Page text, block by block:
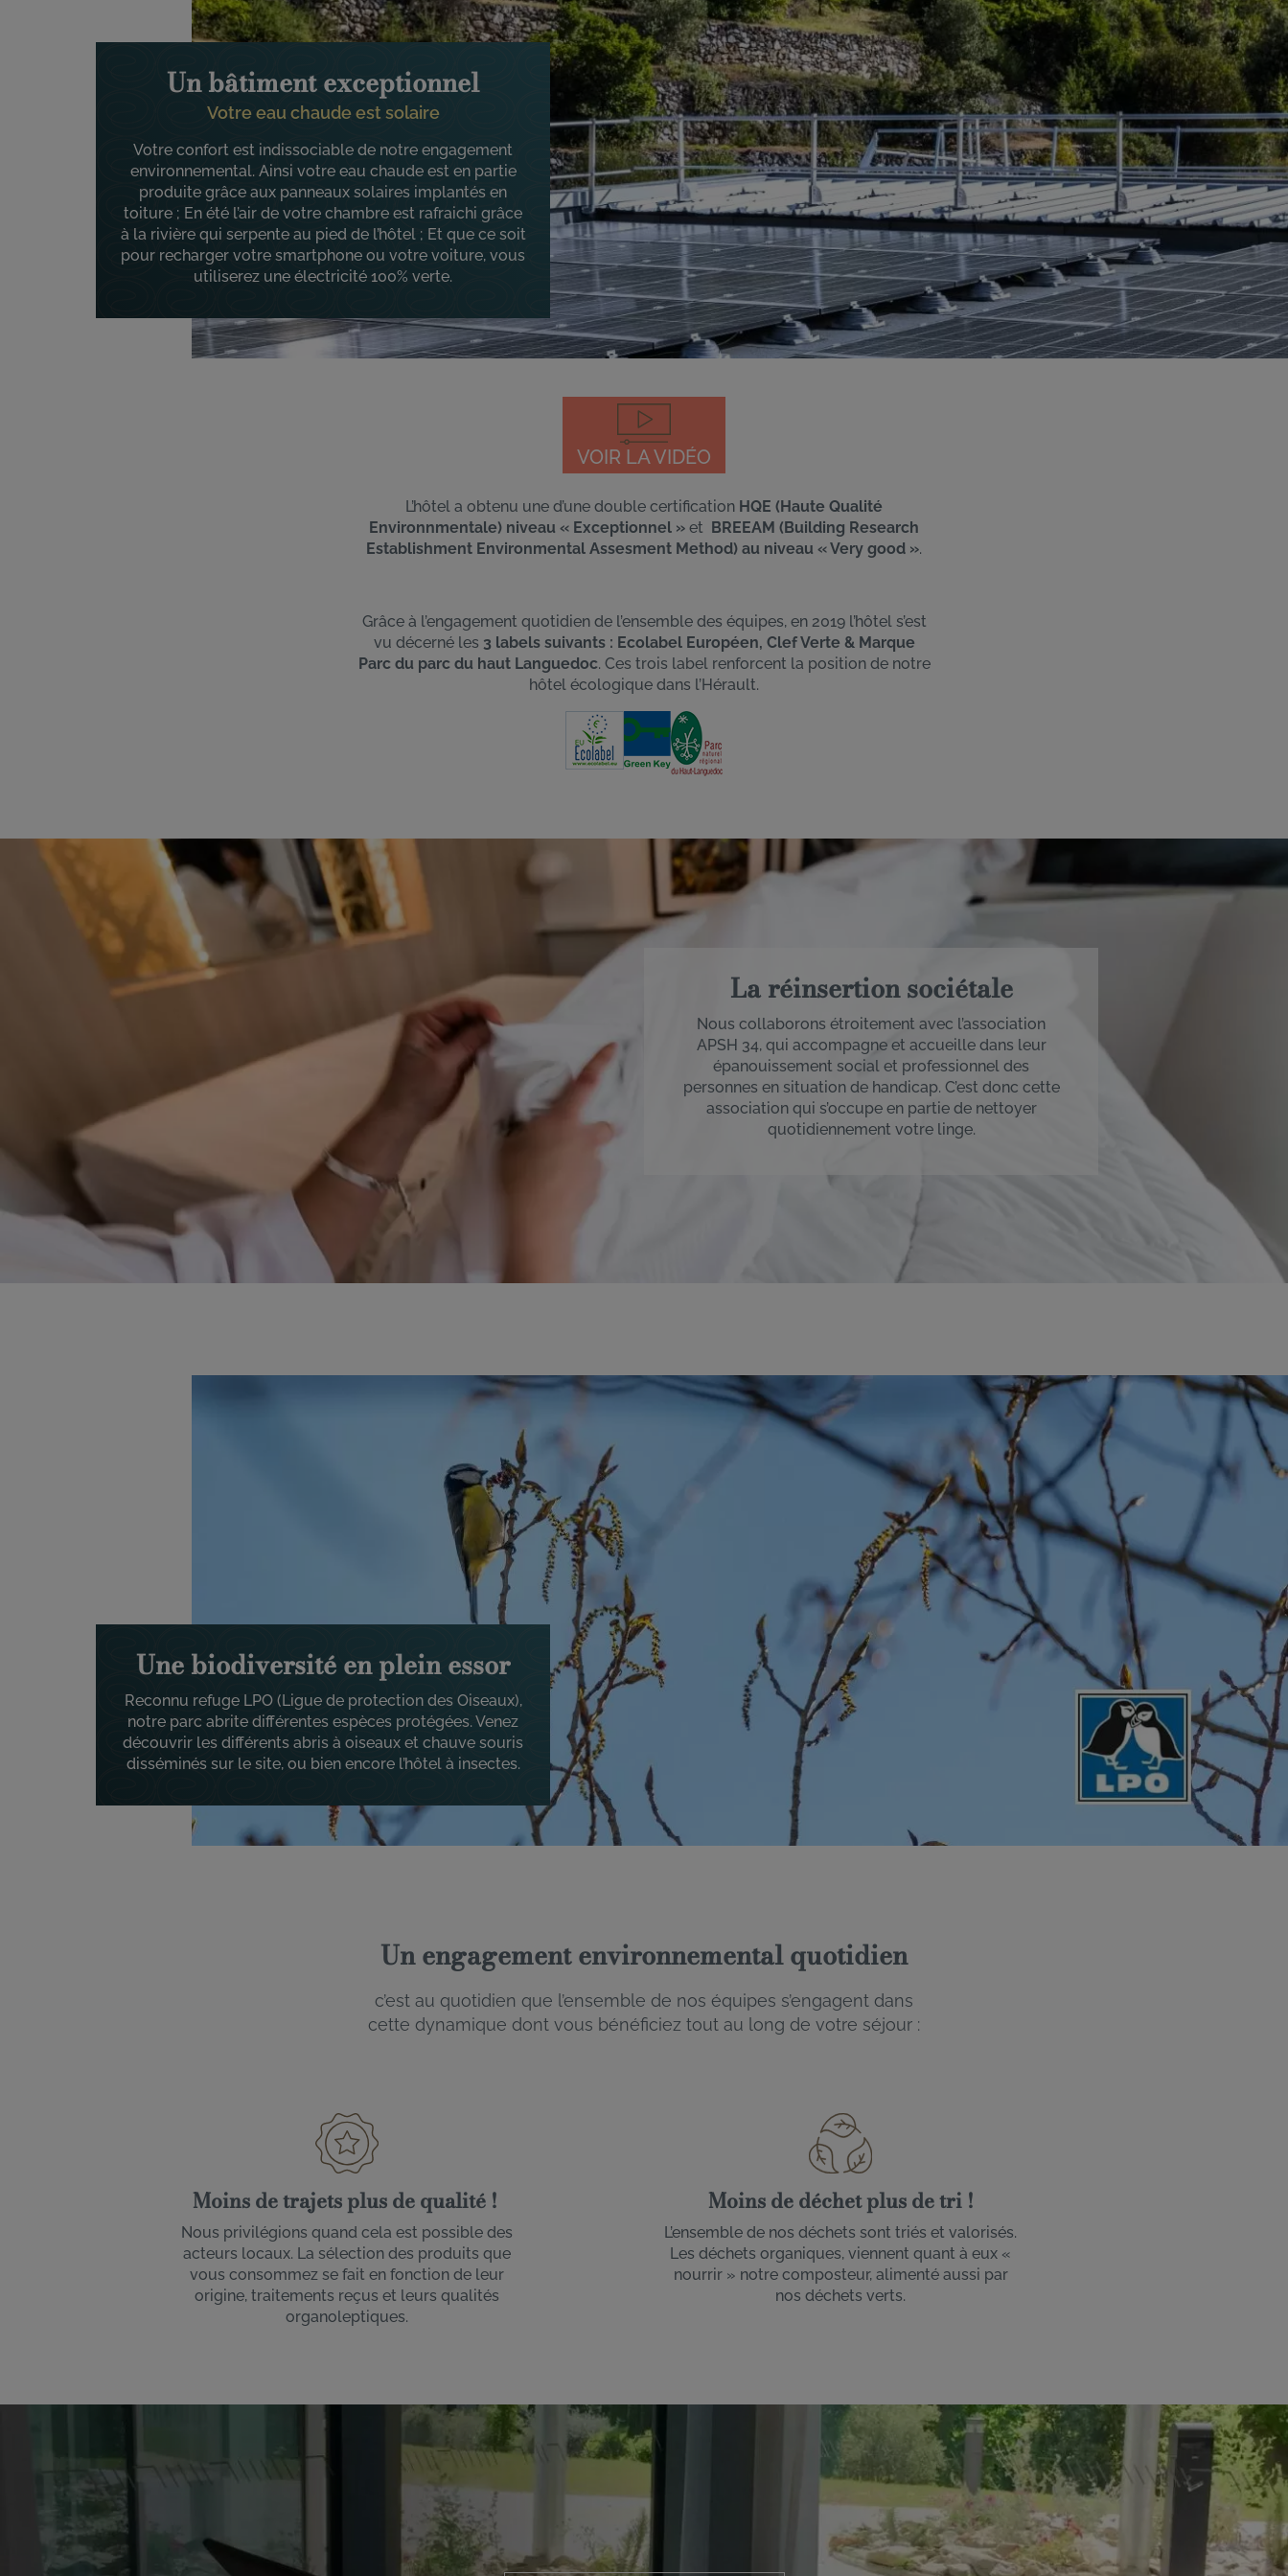
Un bâtiment exceptionnel
Votre eau chaude est solaire
Votre confort est indissociable de notre engagement
environnemental. Ainsi votre eau chaude est en partie
produite grâce aux panneaux solaires implantés en
toiture ; En été l’air de votre chambre est rafraichi grâce
à la rivière qui serpente au pied de l’hôtel ; Et que ce soit
pour recharger votre smartphone ou votre voiture, vous
utiliserez une électricité 100% verte.
VOIR LA VIDÉO
L’hôtel a obtenu une d’une double certification HQE (Haute Qualité
Environnmentale) niveau « Exceptionnel » et BREEAM (Building Research
Establishment Environmental Assesment Method) au niveau « Very good ».
Grâce à l’engagement quotidien de l’ensemble des équipes, en 2019 l’hôtel s’est
vu décerné les 3 labels suivants : Ecolabel Européen, Clef Verte & Marque
Parc du parc du haut Languedoc. Ces trois label renforcent la position de notre
hôtel écologique dans l’Hérault.
Image
Image
La réinsertion sociétale
Nous collaborons étroitement avec l’association
APSH 34, qui accompagne et accueille dans leur
épanouissement social et professionnel des
personnes en situation de handicap. C’est donc cette
association qui s’occupe en partie de nettoyer
quotidiennement votre linge.
Une biodiversité en plein essor
Reconnu refuge LPO (Ligue de protection des Oiseaux),
notre parc abrite différentes espèces protégées. Venez
découvrir les différents abris à oiseaux et chauve souris
disséminés sur le site, ou bien encore l’hôtel à insectes.
Un engagement environnemental quotidien
c’est au quotidien que l’ensemble de nos équipes s’engagent dans
cette dynamique dont vous bénéficiez tout au long de votre séjour :
Moins de trajets plus de qualité !
Nous privilégions quand cela est possible des
acteurs locaux. La sélection des produits que
vous consommez se fait en fonction de leur
origine, traitements reçus et leurs qualités
organoleptiques.
Moins de déchet plus de tri !
L’ensemble de nos déchets sont triés et valorisés.
Les déchets organiques, viennent quant à eux «
nourrir » notre composteur, alimenté aussi par
nos déchets verts.